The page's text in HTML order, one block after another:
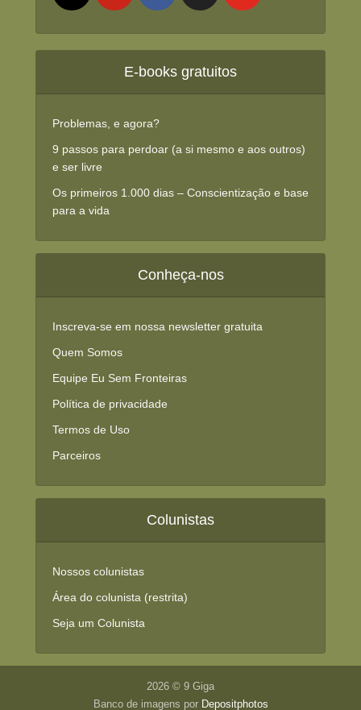
E-books gratuitos
Problemas, e agora?
9 passos para perdoar (a si mesmo e aos outros)
e ser livre
Os primeiros 1.000 dias – Conscientização e base
para a vida
Conheça-nos
Inscreva-se em nossa newsletter gratuita
Quem Somos
Equipe Eu Sem Fronteiras
Política de privacidade
Termos de Uso
Parceiros
Colunistas
Nossos colunistas
Área do colunista (restrita)
Seja um Colunista
2026 © 9 Giga
Banco de imagens por Depositphotos